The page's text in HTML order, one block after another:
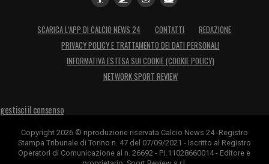
SCARICA L’APP DI CALCIO NEWS 24 CONTATTI
REDAZIONE
PRIVACY POLICY E TRATTAMENTO DEI DATI PERSONALI
INFORMATIVA ESTESA SUI COOKIE (COOKIE POLICY)
NETWORK SPORT REVIEW
gestisci il consenso
Copyright 2026 © riproduzione riservata Calcio News 24 -Registro
Stampa Tribunale di Torino n. 47 del 07/09/2021 - Iscritto al Registro
Operatori di Comunicazione al n. 26692 - P.I.11028660014 - Editore e